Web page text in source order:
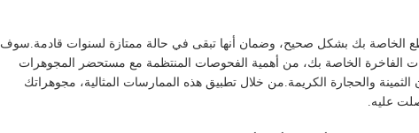
الخاصة بك بشكل صحيح، وضمان أنها تبقى في حالة ممتازة لسنوات قادمة.سوف
الفاخرة الخاصة بك، من أهمية الفحوصات المنتظمة مع مستحضر المجوهرات
والحجارة الكريمة.من خلال تطبيق هذه الممارسات المثالية، مجوهراتك
عليه.